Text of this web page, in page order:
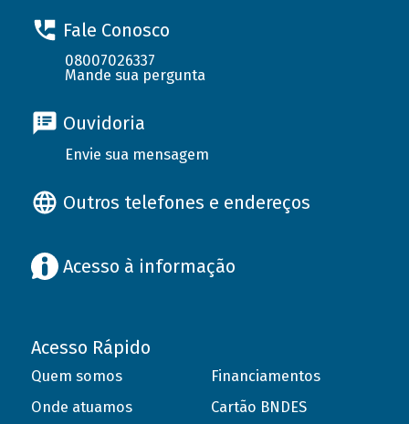
Fale Conosco
08007026337
Mande sua pergunta
Ouvidoria
Envie sua mensagem
Outros telefones e endereços
Acesso à informação
Acesso Rápido
Quem somos
Onde atuamos
Financiamentos
Cartão BNDES